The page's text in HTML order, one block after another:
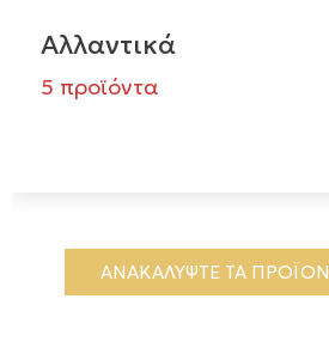
Αλλαντικά
5 προϊόντα
ΑΝΑΚΑΛΥΨΤΕ ΤΑ